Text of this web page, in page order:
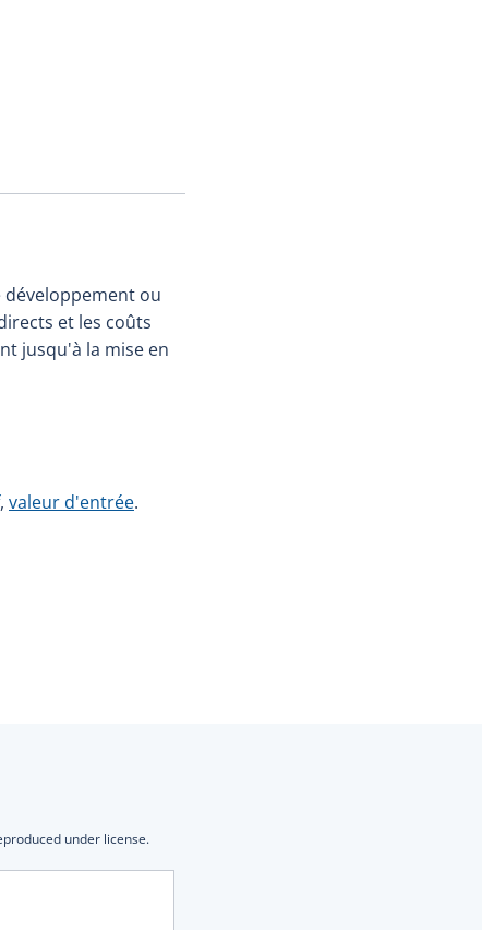
ou
et les coûts
jusqu'à la mise en
, valeur d'entrée.
under license.